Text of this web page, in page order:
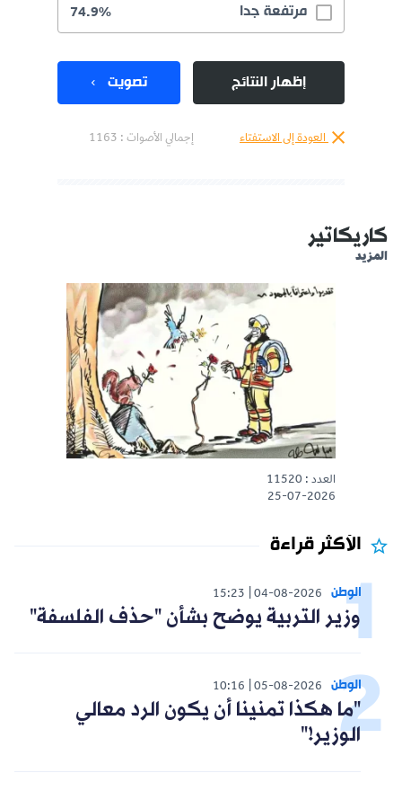
مرتفعة جدا 74.9%
إظهار النتائج تصويت
العودة إلى الاستفتاء إجمالي الأصوات : 1163
كاريكاتير
المزيد
العدد : 11520
25-07-2026
الأكثر قراءة
الوطن 04-08-2026
15:23
وزير التربية يوضح بشأن "حذف الفلسفة"
الوطن 05-08-2026
10:16
"ما هكذا تمنينا أن يكون الرد معالي
الوزير!"